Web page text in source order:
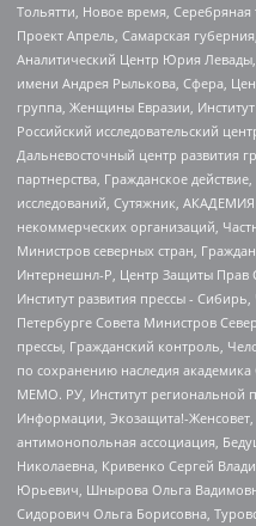
Тольятти, Новое время, Серебряная
Проект Апрель, Самарская
Аналитический Центр Юрия
имени Андрея Рылькова, Сфера,
группа, Женщины Евразии,
Российский исследовательский
Дальневосточный центр развития
партнерства, Гражданское
исследований, Сутяжник,
некоммерческих организаций,
Министров северных стран,
Интернешнл-Р, Центр Защиты Прав
Институт развития прессы -
Петербурге Совета Министров
прессы, Гражданский контроль,
по сохранению наследия
МЕМО. РУ, Институт региональной
Информации, Экозащита!-
антимонопольная ассоциация,
Николаевна, Кривенко Сергей
Юрьевич, Шнырова Ольга
Сидорович Ольга Борисовна,